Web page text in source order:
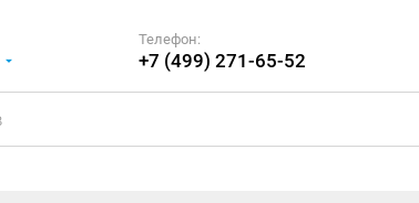
Телефон:
+7 (499) 271-65-52